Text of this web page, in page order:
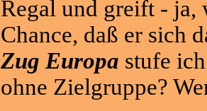
Regal und greift -
Chance, daß er sich
Zug Europa stufe
ohne Zielgruppe?